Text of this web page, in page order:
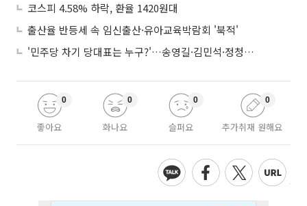
코스피 4.58% 하락, 환율 1420원대
출산율 반등세 속 임신출산·유아교육박람회 '북적'
'민주당 차기 당대표는 누구?'…송영길·김민석·정청래 토론회
좋아요
0
화나요
0
슬퍼요
0
추가취재 원해요
0